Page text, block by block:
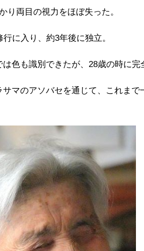
り両目の視力をほぼ失った。
に入り、約3年後に独立。
色も識別できたが、28歳の時に完
サマのアソバセを通じて、これま